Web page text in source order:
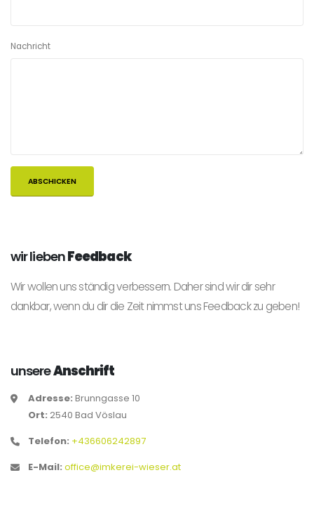
Nachricht
wir liebenFeedback
Wir wollen uns ständig verbessern. Daher sind wir dir sehr
dankbar, wenn du dir die Zeit nimmst uns Feedback zu geben!
unsereAnschrift
Adresse: Brunngasse 10
Ort: 2540 Bad Vöslau
Telefon: +436606242897
E-Mail: office@imkerei-wieser.at